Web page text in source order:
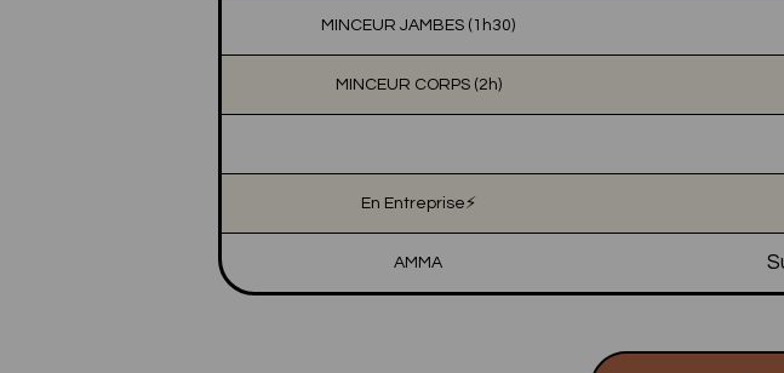
MINCEUR JAMBES (1h30)
MINCEUR CORPS (2h)
En Entreprise⚡
AMMA